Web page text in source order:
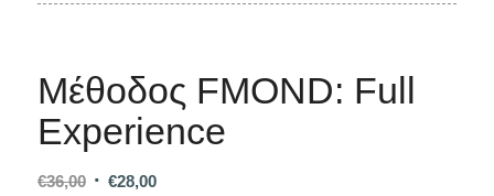
Μέθοδος FMOND: Full
Experience
€36,00 Original
€28,00Η